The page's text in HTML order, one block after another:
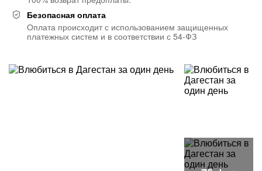
Безопасная оплата
Оплата происходит с использованием защищенных
платежных систем и в соответствии с 54-ФЗ